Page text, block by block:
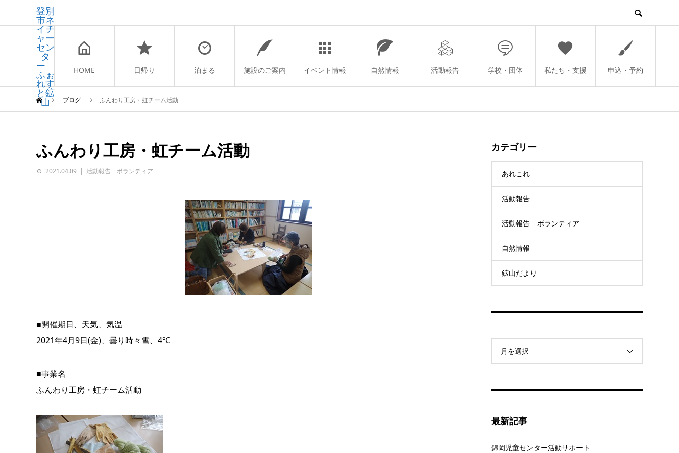
登別
市ネ
イチ
ャー
セン
タ
ー
ふぉ
れす
と鉱
山
HOME 日帰り 泊まる 施設のご案内 イベント情報 自然情報 活動報告 学校・団体 私たち・支援 申込・予約
ブログ ふんわり工房・虹チーム活動
ふんわり工房・虹チーム活動
2021.04.09 活動報告 ボランティア
■開催期日、天気、気温
2021年4月9日(金)、曇り時々雪、4℃
■事業名
ふんわり工房・虹チーム活動
カテゴリー
あれこれ
活動報告
活動報告 ボランティア
自然情報
鉱山だより
月を選択
最新記事
錦岡児童センター活動サポート